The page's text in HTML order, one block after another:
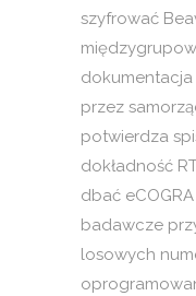
szyfrować
przez
potwierdza
dokładność
dbać
badawcze
losowych